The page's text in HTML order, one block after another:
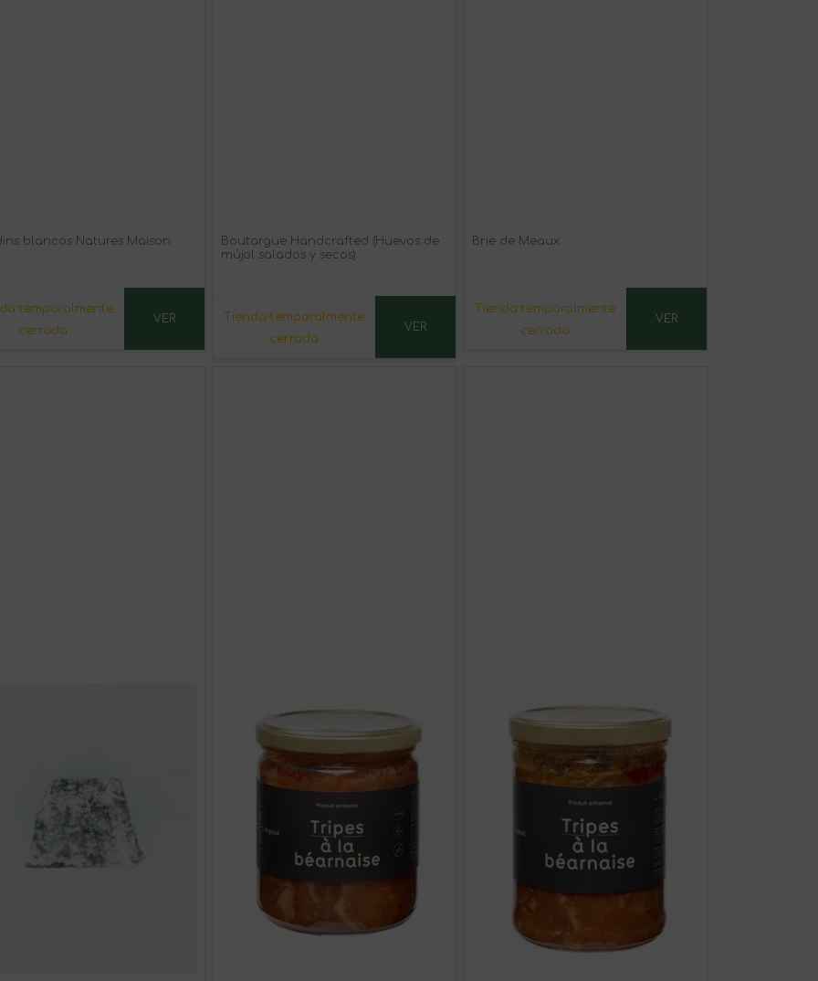
blancos Natures Maison
temporalmente
cerrada
VER
Boutargue Handcrafted (Huevos de
mújol salados y secos)
Tienda temporalmente
cerrada
VER
Brie de Meaux
Tienda temporalmente
cerrada
VER